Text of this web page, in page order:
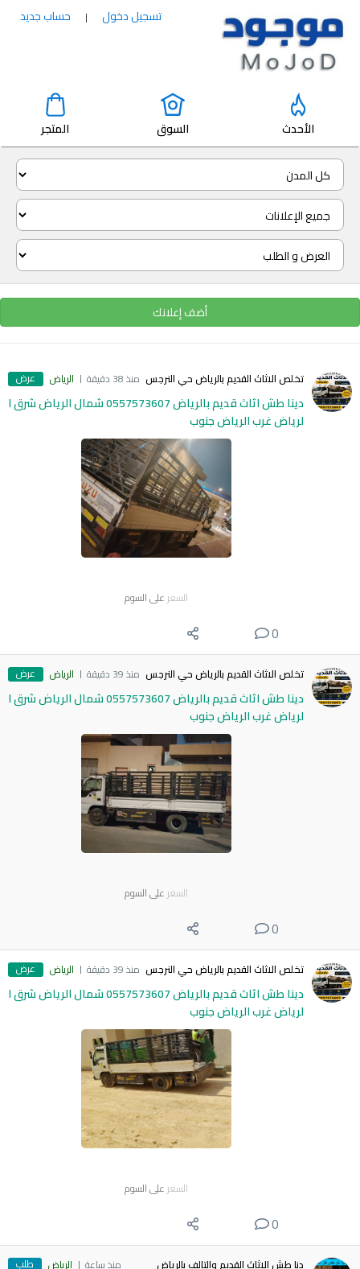
تسجيل دخول | حساب جديد
الأحدث السوق المتجر
أضف إعلانك
تخلص الاثاث القديم بالرياض حي النرجس منذ 38 دقيقة الرياض عرض
دينا طش اثاث قديم بالرياض 0557573607 شمال الرياض شرق ا
لرياض غرب الرياض جنوب
السعر على السوم
0
تخلص الاثاث القديم بالرياض حي النرجس منذ 39 دقيقة الرياض عرض
دينا طش اثاث قديم بالرياض 0557573607 شمال الرياض شرق ا
لرياض غرب الرياض جنوب
السعر على السوم
0
تخلص الاثاث القديم بالرياض حي النرجس منذ 39 دقيقة الرياض عرض
دينا طش اثاث قديم بالرياض 0557573607 شمال الرياض شرق ا
لرياض غرب الرياض جنوب
السعر على السوم
0
دنا طش الاثاث القديم والتالف بالرياض منذ ساعة الرياض طلب